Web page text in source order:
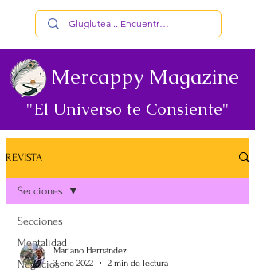
Mercappy Magazine
"El Universo te Consiente"
REVISTA
Secciones
Mentalidad
Negocios
Secciones
Mariano Hernández
3 ene 2022
2 min de lectura